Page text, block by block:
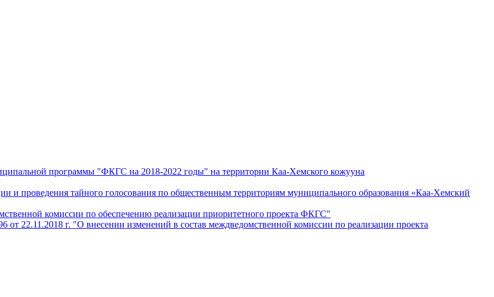
программы "ФКГС на 2018-2022 годы" на территории Каа-Хемского кожууна
и проведения тайного голосования по общественным территориям муниципального образования «Каа-Хемский
комиссии по обеспечению реализации приоритетного проекта ФКГС"
22.11.2018 г. "О внесении изменений в состав междведомственной комиссии по реализации проекта